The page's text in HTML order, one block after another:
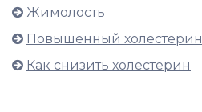
Жимолость
Повышенный холестерин
Как снизить холестерин